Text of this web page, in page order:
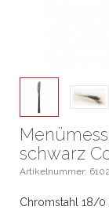
schwarz
Artikelnummer: 6102
Chromstahl 18/0